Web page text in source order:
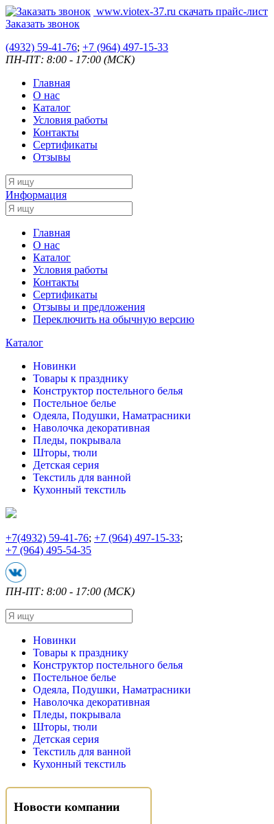
www.viotex-37.ru скачать прайс-лист
Заказать звонок
(4932) 59-41-76; +7 (964) 497-15-33
ПН-ПТ: 8:00 - 17:00 (МСК)
Главная
О нас
Каталог
Условия работы
Контакты
Сертификаты
Отзывы
Информация
Главная
О нас
Каталог
Условия работы
Контакты
Сертификаты
Отзывы и предложения
Переключить на обычную версию
Каталог
Новинки
Товары к празднику
Конструктор постельного белья
Постельное белье
Одеяла, Подушки, Наматрасники
Наволочка декоративная
Пледы, покрывала
Шторы, тюли
Детская серия
Текстиль для ванной
Кухонный текстиль
+7(4932) 59-41-76; +7 (964) 497-15-33;
+7 (964) 495-54-35
ПН-ПТ: 8:00 - 17:00 (МСК)
Новинки
Товары к празднику
Конструктор постельного белья
Постельное белье
Одеяла, Подушки, Наматрасники
Наволочка декоративная
Пледы, покрывала
Шторы, тюли
Детская серия
Текстиль для ванной
Кухонный текстиль
Новости компании